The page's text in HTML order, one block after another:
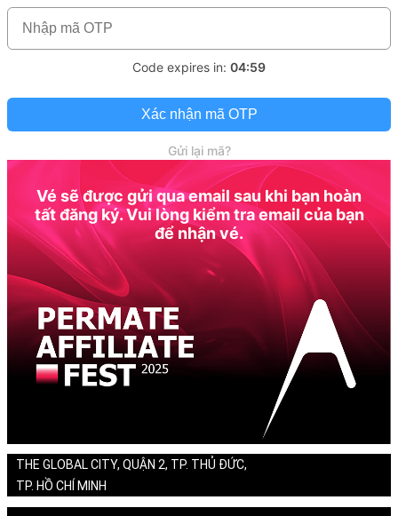
Code expires in: 04:59
Xác nhận mã OTP
Gửi lại mã?
Vé sẽ được gửi qua email sau khi bạn hoàn
tất đăng ký. Vui lòng kiểm tra email của bạn
để nhận vé.
THE GLOBAL CITY, QUẬN 2, TP. THỦ ĐỨC,
TP. HỒ CHÍ MINH